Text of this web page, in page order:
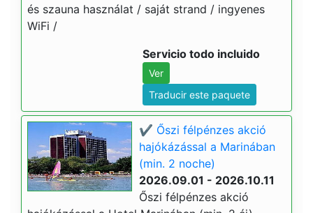
és szauna használat / saját strand / ingyenes
WiFi /
Servicio todo incluido
Ver
Traducir este paquete
✔️ Őszi félpénzes akció
hajókázással a Marinában
(min. 2 noche)
2026.09.01 - 2026.10.11
Őszi félpénzes akció